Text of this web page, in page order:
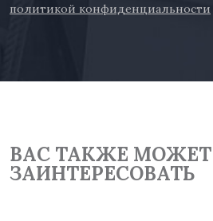
политикой конфиденциальности
ВАС ТАКЖЕ МОЖЕТ
ЗАИНТЕРЕСОВАТЬ